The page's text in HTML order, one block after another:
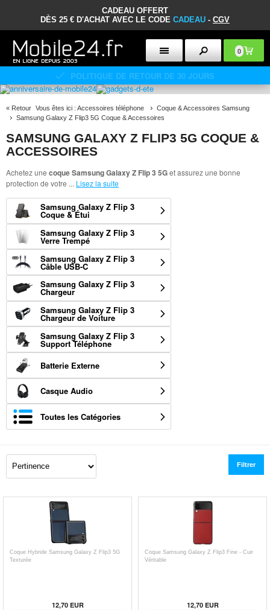
CADEAU OFFERT
DÈS 25 € D'ACHAT AVEC LE CODE CADEAU - CGV
0
POLITIQUE DE RETOUR DE 30 JOURS
« Retour Vous êtes ici : Accessoires téléphone
Coque & Accessoires Samsung
Samsung Galaxy Z Flip3 5G Coque & Accessoires
SAMSUNG GALAXY Z FLIP3 5G COQUE &
ACCESSOIRES
Achetez une coque Samsung Galaxy Z Flip 3 5Get assurez une bonne
protection de votre ... Lisez la suite
Samsung Galaxy Z Flip 3
Coque & Étui
Samsung Galaxy Z Flip 3
Verre Trempé
Samsung Galaxy Z Flip 3
Câble USB-C
Samsung Galaxy Z Flip 3
Chargeur
Samsung Galaxy Z Flip 3
Chargeur de Voiture
Samsung Galaxy Z Flip 3
Support Téléphone
Batterie Externe
Casque Audio
Toutes les Catégories
Filtrer
Coque Hybride Samsung Galaxy Z Flip3 5G
Texturée
12,70EUR
Coque Samsung Galaxy Z Flip3 Fine - Cuir
Véritable
12,70EUR